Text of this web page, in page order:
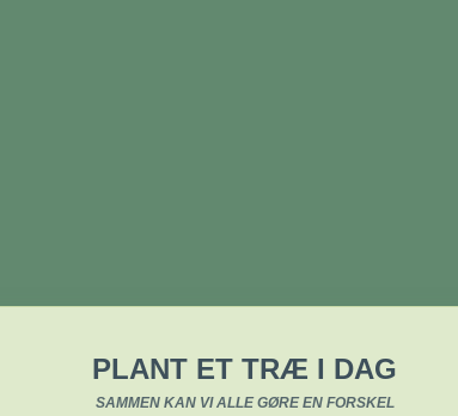
PLANT ET TRÆ I DAG
SAMMEN KAN VI ALLE GØRE EN FORSKEL